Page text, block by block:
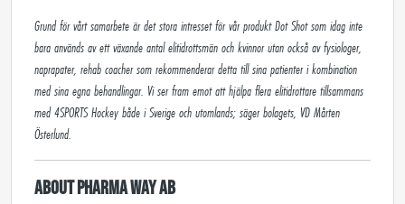
Grund för vårt samarbete är det stora intresset för vår produkt Dot Shot som idag inte
bara används av ett växande antal elitidrottsmän och kvinnor utan också av fysiologer,
naprapater, rehab coacher som rekommenderar detta till sina patienter i kombination
med sina egna behandlingar. Vi ser fram emot att hjälpa flera elitidrottare tillsammans
med 4SPORTS Hockey både i Sverige och utomlands; säger bolagets, VD Mårten
Österlund.
About Pharma Way AB